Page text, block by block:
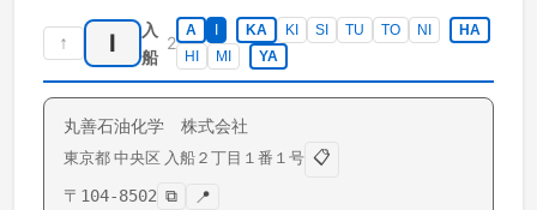
↑ I
入
船
2
A KA KI SI TU TO NI
HA
HI
MI YA
丸善石油化学 株式会社
東京都 中央区 入船 ２丁目１番１号 📋
〒 104-8502 ⧉ 📍